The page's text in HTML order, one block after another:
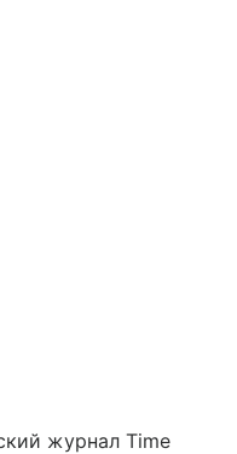
журнал Time